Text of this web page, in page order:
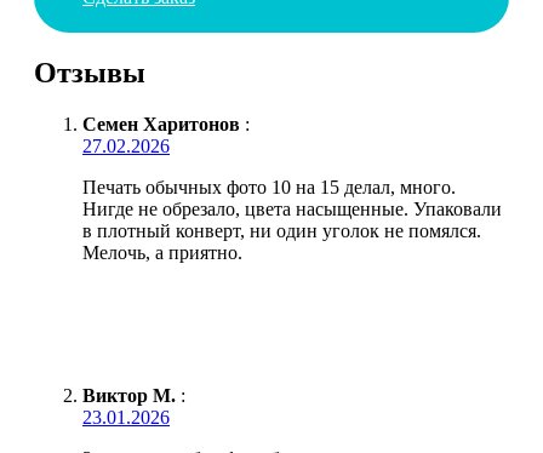
Отзывы
Семен Харитонов :
27.02.2026
Печать обычных фото 10 на 15 делал, много.
Нигде не обрезало, цвета насыщенные. Упаковали
в плотный конверт, ни один уголок не помялся.
Мелочь, а приятно.
Виктор М. :
23.01.2026